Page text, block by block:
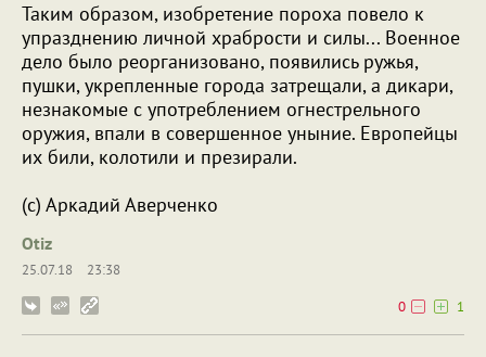
Таким образом, изобретение пороха повело к
упразднению личной храбрости и силы... Военное
дело было реорганизовано, появились ружья,
пушки, укрепленные города затрещали, а дикари,
незнакомые с употреблением огнестрельного
оружия, впали в совершенное уныние. Европейцы
их били, колотили и презирали.
(с) Аркадий Аверченко
Otiz
25.07.18
23:38
0
1